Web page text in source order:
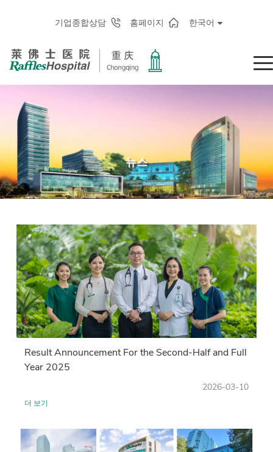
기업종합상담 홈페이지 한국어
뉴스
Result Announcement For the Second-Half and Full
Year 2025
2026-03-10
더 보기